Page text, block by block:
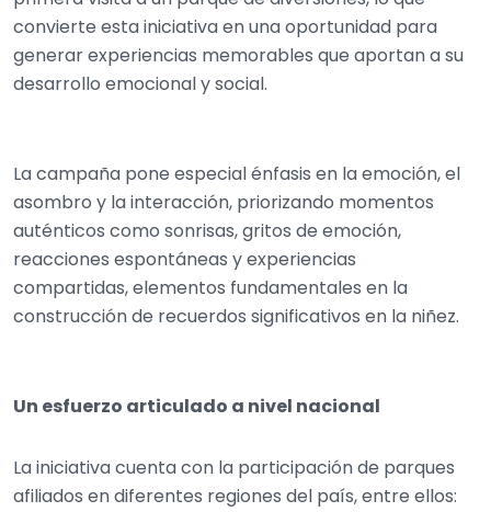
convierte esta iniciativa en una oportunidad para
generar experiencias memorables que aportan a su
desarrollo emocional y social.
La campaña pone especial énfasis en la emoción, el
asombro y la interacción, priorizando momentos
auténticos como sonrisas, gritos de emoción,
reacciones espontáneas y experiencias
compartidas, elementos fundamentales en la
construcción de recuerdos significativos en la niñez.
Un esfuerzo articulado a nivel nacional
La iniciativa cuenta con la participación de parques
afiliados en diferentes regiones del país, entre ellos: